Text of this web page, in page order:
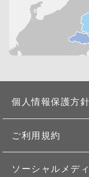
個人情報保護方針
ご利用規約
ソーシャルメデ